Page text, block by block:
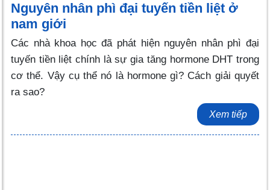
Nguyên nhân phì đại tuyến tiền liệt ở
nam giới
Các nhà khoa học đã phát hiện nguyên nhân phì đại
tuyến tiền liệt chính là sự gia tăng hormone DHT trong
cơ thể. Vậy cụ thể nó là hormone gì? Cách giải quyết
ra sao?
Xem tiếp